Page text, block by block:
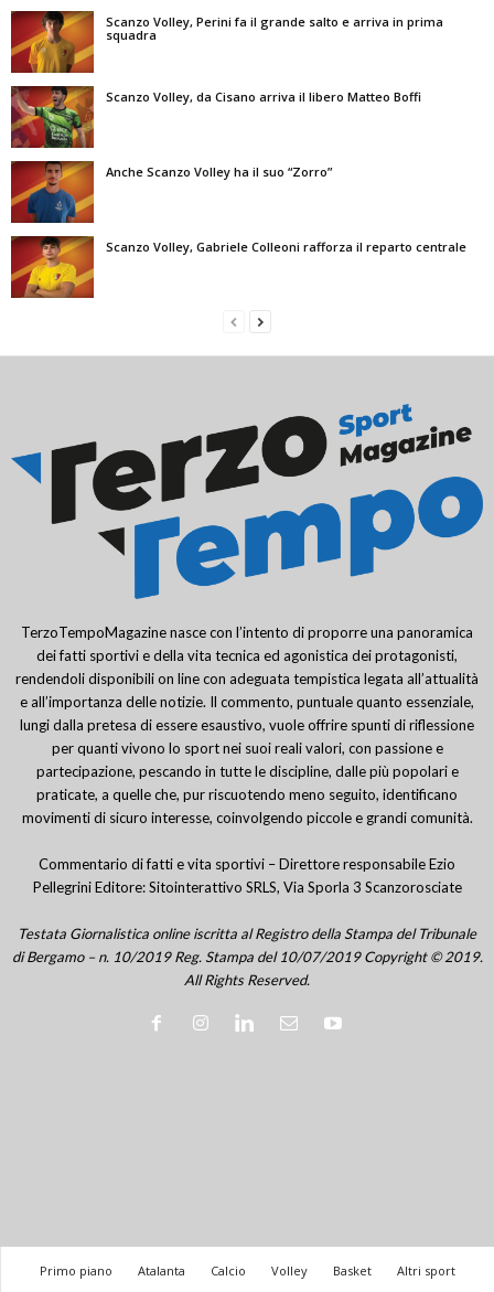
Scanzo Volley, Perini fa il grande salto e arriva in prima
squadra
Scanzo Volley, da Cisano arriva il libero Matteo Boffi
Anche Scanzo Volley ha il suo “Zorro”
Scanzo Volley, Gabriele Colleoni rafforza il reparto centrale
TerzoTempoMagazine nasce con l’intento di proporre una panoramica
dei fatti sportivi e della vita tecnica ed agonistica dei protagonisti,
rendendoli disponibili on line con adeguata tempistica legata all’attualità
e all’importanza delle notizie. Il commento, puntuale quanto essenziale,
lungi dalla pretesa di essere esaustivo, vuole offrire spunti di riflessione
per quanti vivono lo sport nei suoi reali valori, con passione e
partecipazione, pescando in tutte le discipline, dalle più popolari e
praticate, a quelle che, pur riscuotendo meno seguito, identificano
movimenti di sicuro interesse, coinvolgendo piccole e grandi comunità.
Commentario di fatti e vita sportivi – Direttore responsabile Ezio
Pellegrini Editore: Sitointerattivo SRLS, Via Sporla 3 Scanzorosciate
Testata Giornalistica online iscritta al Registro della Stampa del Tribunale
di Bergamo – n. 10/2019 Reg. Stampa del 10/07/2019 Copyright © 2019.
All Rights Reserved.
Primo piano Atalanta Calcio Volley Basket
Altri sport